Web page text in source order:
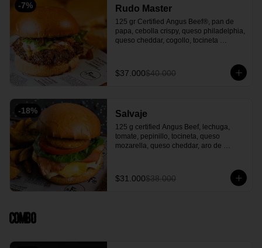
-7% Rudo Master
125 gr Certified Angus Beef®, pan de
papa, cebolla crispy, queso philadelphia,
queso cheddar, cogollo, tocineta
tinto, salsa La Fiera y acompañada con
papas en casco o Francesas
$37.000$40.000
-18% Salvaje
125 g certified Angus Beef, lechuga,
tomate, pepinillo, tocineta, queso
mozarella, queso cheddar, aro de
$31.000$38.000
Combo